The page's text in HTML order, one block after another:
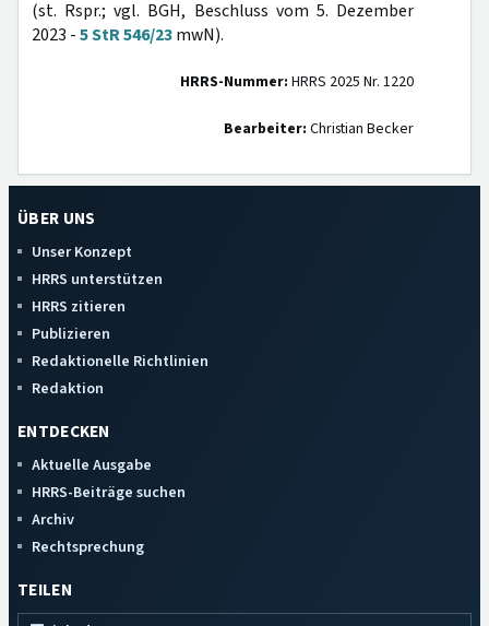
(st. Rspr.; vgl. BGH, Beschluss vom 5. Dezember
2023 -5 StR 546/23mwN).
HRRS-Nummer: HRRS 2025 Nr. 1220
Bearbeiter: Christian Becker
ÜBER UNS
Unser Konzept
HRRS unterstützen
HRRS zitieren
Publizieren
Redaktionelle Richtlinien
Redaktion
ENTDECKEN
Aktuelle Ausgabe
HRRS-Beiträge suchen
Archiv
Rechtsprechung
TEILEN